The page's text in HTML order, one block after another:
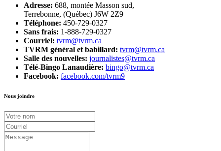
Adresse: 688, montée Masson sud,
Terrebonne, (Québec) J6W 2Z9
Téléphone: 450-729-0327
Sans frais: 1-888-729-0327
Courriel: tvrm@tvrm.ca
TVRM général et babillard: tvrm@tvrm.ca
Salle des nouvelles: journalistes@tvrm.ca
Télé-Bingo Lanaudière: bingo@tvrm.ca
Facebook: facebook.com/tvrm9
Nous joindre